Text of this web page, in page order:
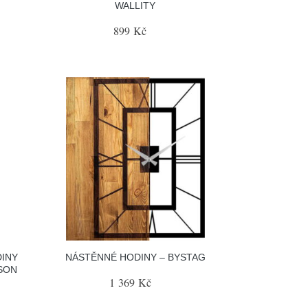
WALLITY
899 Kč
NÁSTĚNNÉ HODINY – BYSTAG
1 369 Kč